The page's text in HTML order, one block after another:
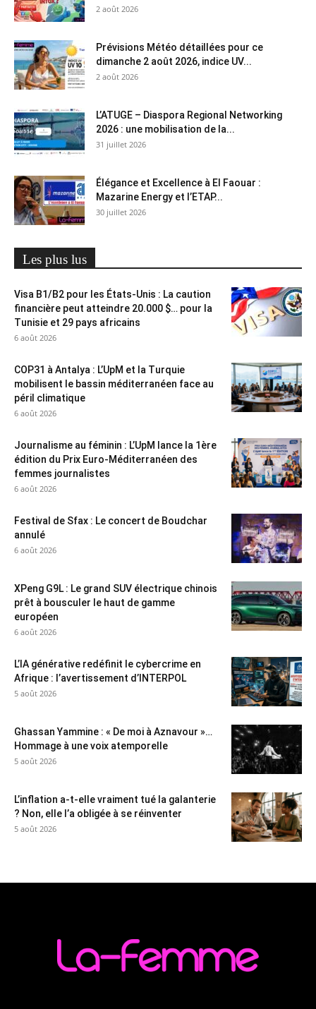
2 août 2026
Prévisions Météo détaillées pour ce
dimanche 2 août 2026, indice UV...
2 août 2026
L’ATUGE – Diaspora Regional Networking
2026 : une mobilisation de la...
31 juillet 2026
Élégance et Excellence à El Faouar :
Mazarine Energy et l’ETAP...
30 juillet 2026
Les plus lus
Visa B1/B2 pour les États-Unis : La caution
financière peut atteindre 20.000 $… pour la
Tunisie et 29 pays africains
6 août 2026
COP31 à Antalya : L’UpM et la Turquie
mobilisent le bassin méditerranéen face au
péril climatique
6 août 2026
Journalisme au féminin : L’UpM lance la 1ère
édition du Prix Euro-Méditerranéen des
femmes journalistes
6 août 2026
Festival de Sfax : Le concert de Boudchar
annulé
6 août 2026
XPeng G9L : Le grand SUV électrique chinois
prêt à bousculer le haut de gamme
européen
6 août 2026
L’IA générative redéfinit le cybercrime en
Afrique : l’avertissement d’INTERPOL
5 août 2026
Ghassan Yammine : « De moi à Aznavour »…
Hommage à une voix atemporelle
5 août 2026
L’inflation a-t-elle vraiment tué la galanterie
? Non, elle l’a obligée à se réinventer
5 août 2026